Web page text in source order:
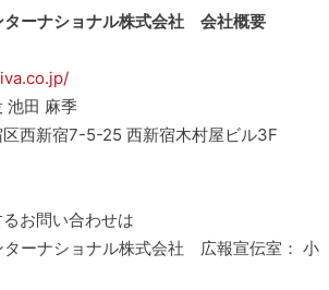
ターナショナル株式会社 会社概要
池田 麻季
西新宿7-5-25 西新宿木村屋ビル3F
お問い合わせは
ターナショナル株式会社 広報宣伝室： 小